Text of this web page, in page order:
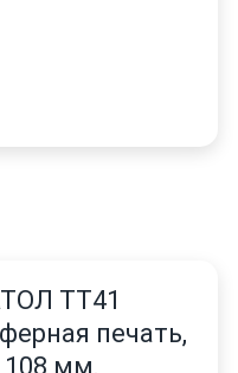
ТТ41
печать,
108 мм,